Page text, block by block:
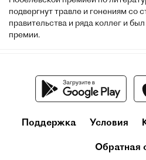
подвергнут травле и гонениям со
правительства и ряда коллег и
премии.
Поддержка Условия
Обратная